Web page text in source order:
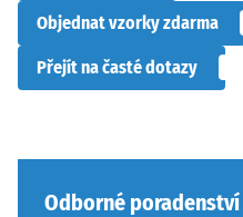
Objednat vzorky zdarma
Přejít na časté dotazy
Odborné poradenství